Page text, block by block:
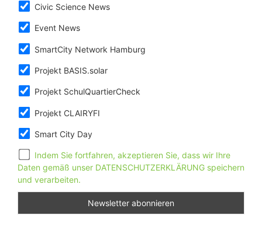
Civic Science News
Event News
SmartCity Network Hamburg
Projekt BASIS.solar
Projekt SchulQuartierCheck
Projekt CLAIRYFI
Smart City Day
Indem Sie fortfahren, akzeptieren Sie, dass wir Ihre
Daten gemäß unser DATENSCHUTZERKLÄRUNG speichern
und verarbeiten.